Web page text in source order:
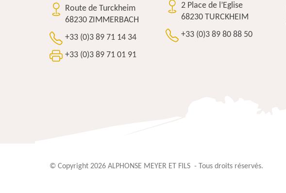
Route de Turckheim
68230 ZIMMERBACH
+33 (0)3 89 71 14 34
+33 (0)3 89 71 01 91
2 Place de l’Eglise
68230 TURCKHEIM
+33 (0)3 89 80 88 50
© Copyright 2026 ALPHONSE MEYER ET FILS - Tous droits réservés.